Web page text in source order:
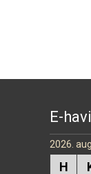
E-
2026.
H